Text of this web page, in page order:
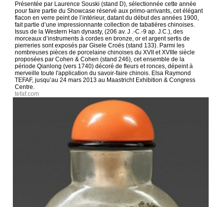
Présentée par Laurence Souski (stand D), sélectionnée cette année
pour faire partie du Showcase réservé aux primo-arrivants, cet élégant
flacon en verre peint de l’intérieur, datant du début des années 1900,
fait partie d’une impressionnante collection de tabatières chinoises.
Issus de la Western Han dynasty, (206 av. J .-C.-9 ap. J.C.), des
morceaux d’instruments à cordes en bronze, or et argent sertis de
pierreries sont exposés par Gisele Croës (stand 133). Parmi les
nombreuses pièces de porcelaine chinoises du XVII et XVIIIe siècle
proposées par Cohen & Cohen (stand 246), cet ensemble de la
période Qianlong (vers 1740) décoré de fleurs et ronces, dépeint à
merveille toute l'application du savoir-faire chinois. Elsa Raymond
TEFAF, jusqu’au 24 mars 2013 au Maastricht Exhibition & Congress
Centre.
tefaf.com